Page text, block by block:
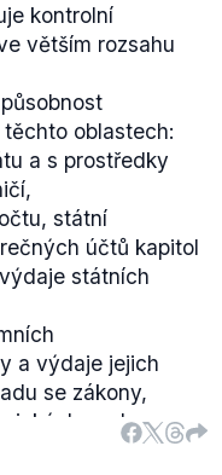
kontrolní
větším rozsahu
oblastech:
a s prostředky
státní
účtů kapitol
státních
a výdaje jejich
se zákony,
osob